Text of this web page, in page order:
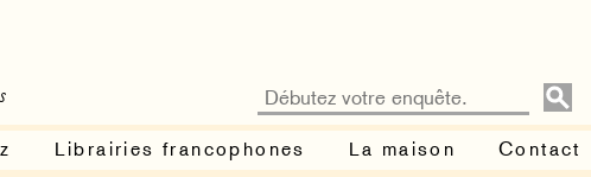
Librairies francophones La maison Contact